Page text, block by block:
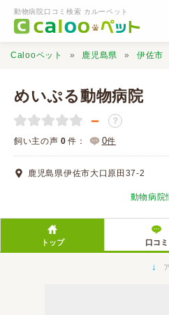
動物病院口コミ検索 カルーペット
動物病院検索
口コミ検索
Calooペットとは？
Calooペット 鹿児島県 伊佐市
めいぷる動物病院
－ ？
飼い主の声 0 件： 0件
鹿児島県伊佐市大口原田37-2
動物病院
トップ 口コミ
↓